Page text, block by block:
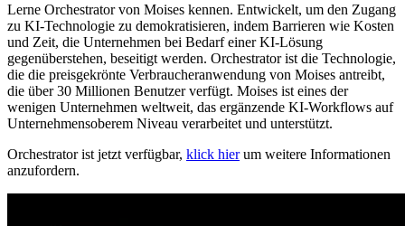
Lerne Orchestrator von Moises kennen. Entwickelt, um den Zugang
zu KI-Technologie zu demokratisieren, indem Barrieren wie Kosten
und Zeit, die Unternehmen bei Bedarf einer KI-Lösung
gegenüberstehen, beseitigt werden. Orchestrator ist die Technologie,
die die preisgekrönte Verbraucheranwendung von Moises antreibt,
die über 30 Millionen Benutzer verfügt. Moises ist eines der
wenigen Unternehmen weltweit, das ergänzende KI-Workflows auf
Unternehmensoberem Niveau verarbeitet und unterstützt.
Orchestrator ist jetzt verfügbar, klick hierum weitere Informationen
anzufordern.